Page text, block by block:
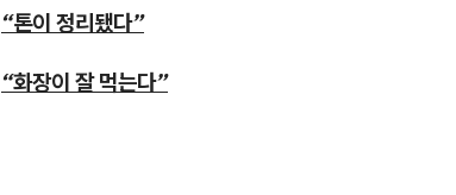
“톤이 정리됐다”
“화장이 잘 먹는다”